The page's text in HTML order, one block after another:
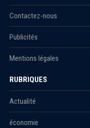
Contactez-nous
Publicités
Mentions légales
RUBRIQUES
Actualité
économie